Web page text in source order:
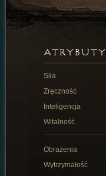
ATRYBUTY
Siła
Zręczność
Inteligencja
Witalność
Obrażenia
Wytrzymałość